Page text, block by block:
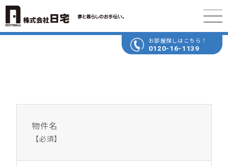
お部屋探しはこちら！
0120-16-1139
物件名
【必須】